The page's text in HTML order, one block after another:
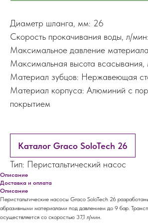
Диаметр шланга, мм: 26
Скорость прокачивания воды, л/
Максимальное давление
Максимальная высота
Материал зубцов: Нержавеющая
Материал корпуса: Алюминий с
покрытием
Каталог Graco SoloTech 26
Тип: Перистальтический насос
Описание
Доставка и оплата
Описание
Перистальтические насосы Graco SoloTech 26
абразивными материалами под давлением до 9 бар.
осуществляется со скоростью 37,1 л/мин.